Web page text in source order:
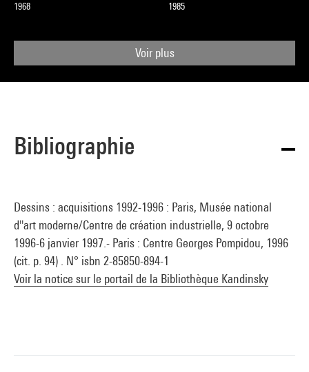
1968
1985
Voir plus
Bibliographie
Dessins : acquisitions 1992-1996 : Paris, Musée national
d''art moderne/Centre de création industrielle, 9 octobre
1996-6 janvier 1997.- Paris : Centre Georges Pompidou, 1996
(cit. p. 94) . N° isbn 2-85850-894-1
Voir la notice sur le portail de la Bibliothèque Kandinsky